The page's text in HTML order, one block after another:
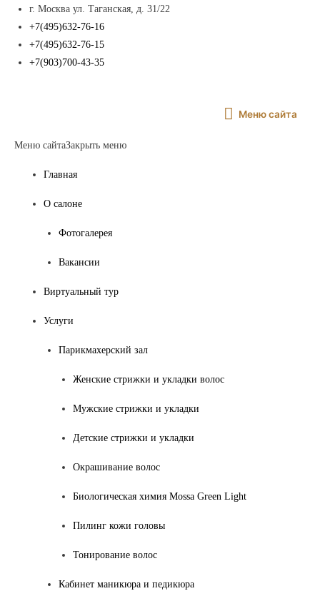
г. Москва ул. Таганская, д. 31/22
+7(495)632-76-16
+7(495)632-76-15
+7(903)700-43-35
Меню
Меню сайта
Меню сайтаЗакрыть меню
Главная
О салоне
Фотогалерея
Вакансии
Виртуальный тур
Услуги
Парикмахерский зал
Женские стрижки и укладки волос
Мужские стрижки и укладки
Детские стрижки и укладки
Окрашивание волос
Биологическая химия Mossa Green Light
Пилинг кожи головы
Тонирование волос
Кабинет маникюра и педикюра